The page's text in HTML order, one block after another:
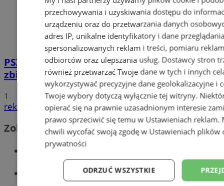
PSZOK w Wodzisławiu: selektywne
zbieranie odpadów tekstylnych w gminach
1
reklama
Zobacz również
Wiadomości kryminalne w Wodzisławiu
Wiadomości lokalne
przechowywania i uzyskiwania dostępu do
urządzeniu oraz do przetwarzania danych
adres IP, unikalne identyfikatory i dane
spersonalizowanych reklam i treści, pomiaru
odbiorców oraz ulepszania usług. Dostawcy stron
również przetwarzać Twoje dane w tych i innych
wykorzystywać precyzyjne dane geolokalizacyjne i
Twoje wybory dotyczą wyłącznie tej witryny.
opierać się na prawnie uzasadnionym interesie
prawo sprzeciwić się temu w Ustawieniach reklam.
chwili wycofać swoją zgodę w Ustawieniach plików
prywatności
ODRZUĆ WSZYSTKIE